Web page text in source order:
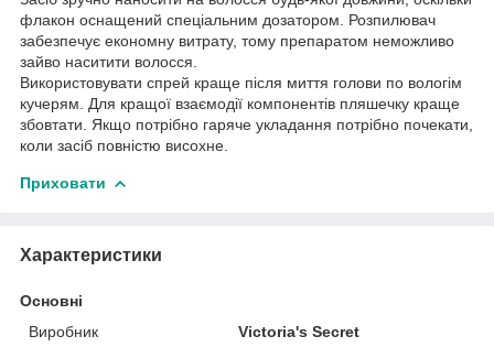
флакон оснащений спеціальним дозатором. Розпилювач
забезпечує економну витрату, тому препаратом неможливо
зайво наситити волосся.
Використовувати спрей краще після миття голови по вологім
кучерям. Для кращої взаємодії компонентів пляшечку краще
збовтати. Якщо потрібно гаряче укладання потрібно почекати,
коли засіб повністю висохне.
Приховати
Характеристики
Основні
Виробник
Victoria's Secret